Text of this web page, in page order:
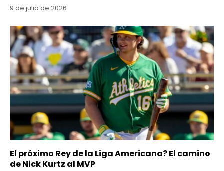
9 de julio de 2026
El próximo Rey de la Liga Americana? El camino
de Nick Kurtz al MVP